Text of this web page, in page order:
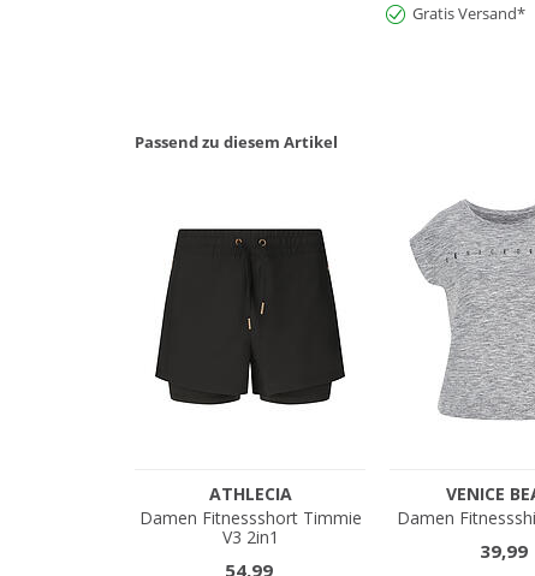
Gratis Versand*
Passend zu diesem Artikel